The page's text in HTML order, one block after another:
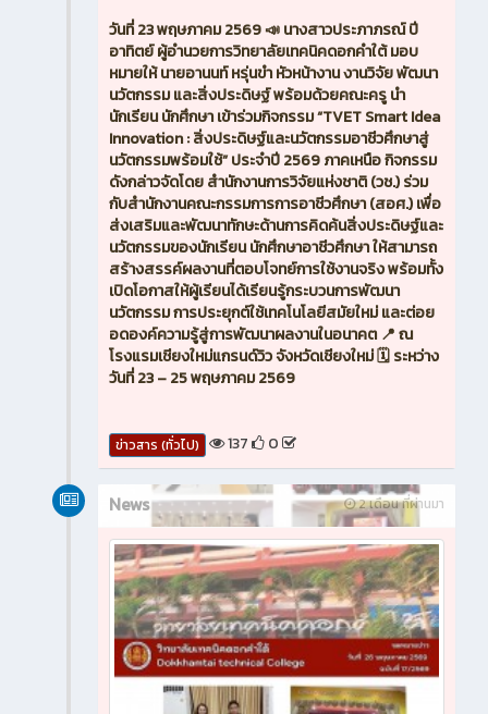
วันที่ 23 พฤษภาคม 2569 📣 นางสาวประภาภรณ์ ปี
อาทิตย์ ผู้อำนวยการวิทยาลัยเทคนิคดอกคำใต้ มอบ
หมายให้ นายอานนท์ หรุ่นขำ หัวหน้างาน งานวิจัย พัฒนา
นวัตกรรม และสิ่งประดิษฐ์ พร้อมด้วยคณะครู นำ
นักเรียน นักศึกษา เข้าร่วมกิจกรรม “TVET Smart Idea
Innovation : สิ่งประดิษฐ์และนวัตกรรมอาชีวศึกษาสู่
นวัตกรรมพร้อมใช้” ประจำปี 2569 ภาคเหนือ กิจกรรม
ดังกล่าวจัดโดย สำนักงานการวิจัยแห่งชาติ (วช.) ร่วม
กับสำนักงานคณะกรรมการการอาชีวศึกษา (สอศ.) เพื่อ
ส่งเสริมและพัฒนาทักษะด้านการคิดค้นสิ่งประดิษฐ์และ
นวัตกรรมของนักเรียน นักศึกษาอาชีวศึกษา ให้สามารถ
สร้างสรรค์ผลงานที่ตอบโจทย์การใช้งานจริง พร้อมทั้ง
เปิดโอกาสให้ผู้เรียนได้เรียนรู้กระบวนการพัฒนา
นวัตกรรม การประยุกต์ใช้เทคโนโลยีสมัยใหม่ และต่อย
อดองค์ความรู้สู่การพัฒนาผลงานในอนาคต 📍 ณ
โรงแรมเชียงใหม่แกรนด์วิว จังหวัดเชียงใหม่ 🗓️ ระหว่าง
วันที่ 23 – 25 พฤษภาคม 2569
ข่าวสาร (ทั่วไป) 137 0
2 เดือน ที่ผ่านมา
News